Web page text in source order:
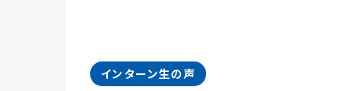
インターン生の声